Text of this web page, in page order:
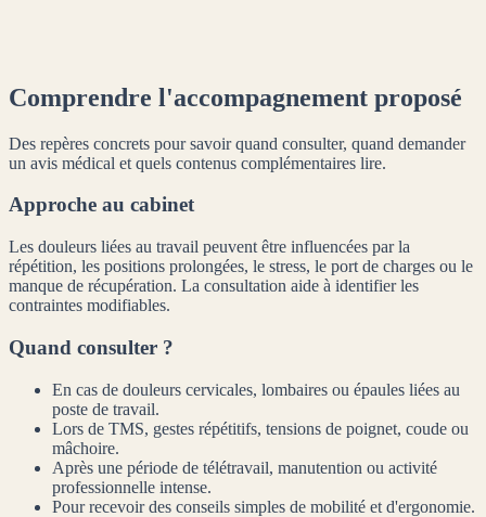
Comprendre l'accompagnement proposé
Des repères concrets pour savoir quand consulter, quand demander
un avis médical et quels contenus complémentaires lire.
Approche au cabinet
Les douleurs liées au travail peuvent être influencées par la
répétition, les positions prolongées, le stress, le port de charges ou le
manque de récupération. La consultation aide à identifier les
contraintes modifiables.
Quand consulter ?
En cas de douleurs cervicales, lombaires ou épaules liées au
poste de travail.
Lors de TMS, gestes répétitifs, tensions de poignet, coude ou
mâchoire.
Après une période de télétravail, manutention ou activité
professionnelle intense.
Pour recevoir des conseils simples de mobilité et d'ergonomie.